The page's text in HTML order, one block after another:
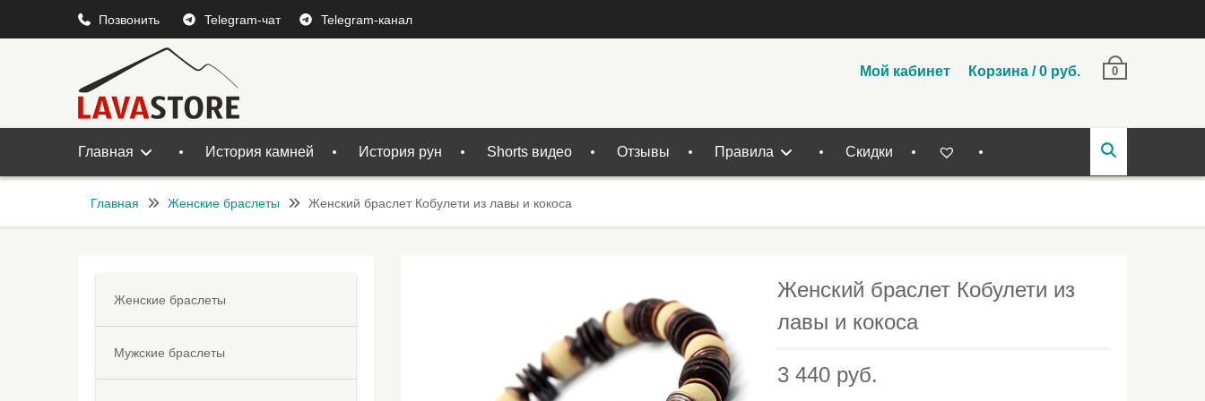
Позвонить Telegram-чат Telegram-канал
Мой кабинет Корзина /0 руб. 0
Главная История камней История рун Shorts видео Отзывы Правила Скидки
Главная Женские браслеты Женский браслет Кобулети из лавы и кокоса
Женский браслет Кобулети из
лавы и кокоса
3 440 руб.
Женские браслеты
Мужские браслеты